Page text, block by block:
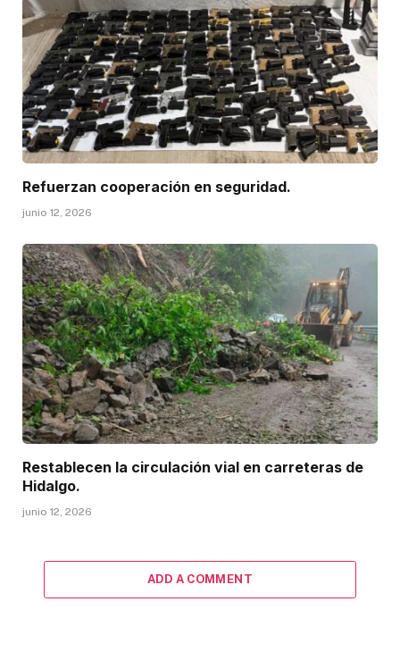
Refuerzan cooperación en seguridad.
junio 12, 2026
Restablecen la circulación vial en carreteras de
Hidalgo.
junio 12, 2026
ADD A COMMENT